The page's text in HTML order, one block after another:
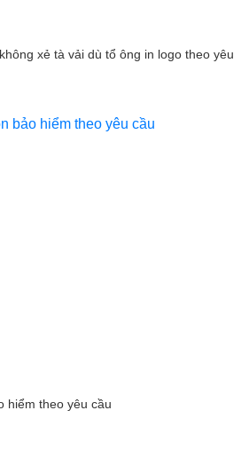
xẻ tà vải dù tổ ông in logo theo yêu
hiểm theo yêu cầu